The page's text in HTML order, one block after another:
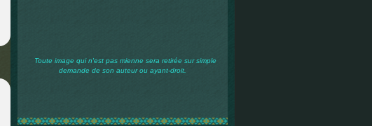
Toute image qui n'est pas mienne sera retirée sur simple
demande de son auteur ou ayant-droit.